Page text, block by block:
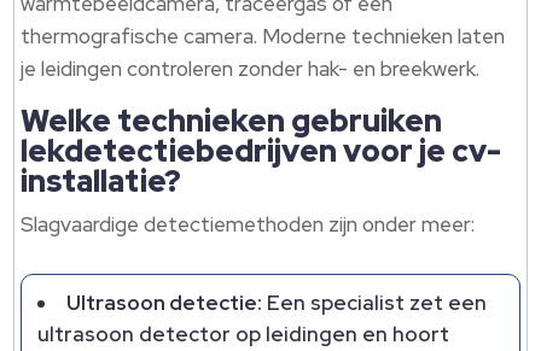
thermografische camera. Moderne technieken laten
je leidingen controleren zonder hak- en breekwerk.
Welke technieken gebruiken
lekdetectiebedrijven voor je cv-
installatie?
Slagvaardige detectiemethoden zijn onder meer:
Ultrasoon detectie: Een specialist zet een
ultrasoon detector op leidingen en hoort